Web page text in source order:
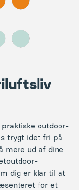
praktiske outdoor-
trygt idet fri på
mere ud af dine
outdoor-
dig er klar til at
for et